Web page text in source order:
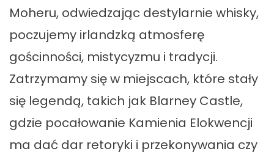
Moheru, odwiedzając destylarnie whisky,
poczujemy irlandzką atmosferę
gościnności, mistycyzmu i tradycji.
Zatrzymamy się w miejscach, które stały
się legendą, takich jak Blarney Castle,
gdzie pocałowanie Kamienia Elokwencji
ma dać dar retoryki i przekonywania czy